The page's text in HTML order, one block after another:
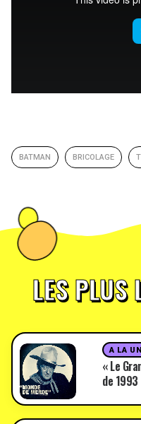
BATMAN BRICOLAGE
LES PLUS
A LA
« Le
de 1993